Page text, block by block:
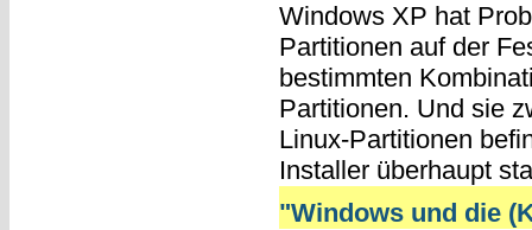
Windows XP hat
Partitionen auf der
bestimmten
Partitionen. Und sie
Linux-Partitionen
Installer überhaupt
"Windows und die